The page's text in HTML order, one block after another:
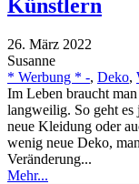
Künstlern
26. März 2022
Susanne
* Werbung * -, Deko,
Im Leben braucht
langweilig. So geht es
neue Kleidung oder
wenig neue Deko,
Veränderung...
Mehr...